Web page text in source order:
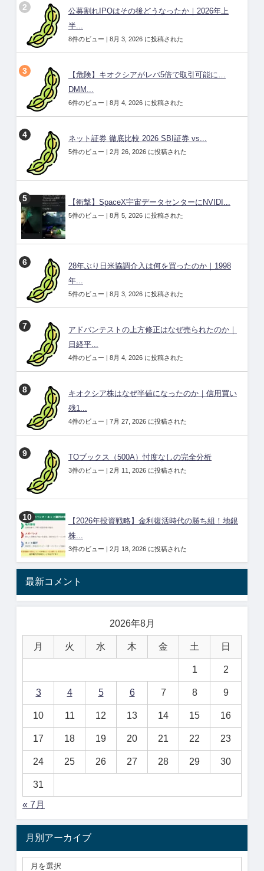
公募割れIPOはその後どうなったか｜2026年上
半...
8件のビュー | 8月 3, 2026 に投稿された
【危険】キオクシアがレバ5倍で取引可能に…
DMM...
6件のビュー | 8月 4, 2026 に投稿された
ネット証券 徹底比較 2026 SBI証券 vs...
5件のビュー | 2月 26, 2026 に投稿された
【衝撃】SpaceX宇宙データセンターにNVIDI...
5件のビュー | 8月 5, 2026 に投稿された
28年ぶり日米協調介入は何を買ったのか｜1998
年...
5件のビュー | 8月 3, 2026 に投稿された
アドバンテストの上方修正はなぜ売られたのか｜
日経平...
4件のビュー | 8月 4, 2026 に投稿された
キオクシア株はなぜ半値になったのか｜信用買い
残1...
4件のビュー | 7月 27, 2026 に投稿された
TOブックス（500A）忖度なしの完全分析
3件のビュー | 2月 11, 2026 に投稿された
【2026年投資戦略】金利復活時代の勝ち組！地銀
株...
3件のビュー | 2月 18, 2026 に投稿された
最新コメント
2026年8月
月 火 水 木 金 土 日
1 2
3 4 5 6 7 8 9
10 11 12 13 14 15 16
17 18 19 20 21 22 23
24 25 26 27 28 29 30
31
« 7月
月別アーカイブ